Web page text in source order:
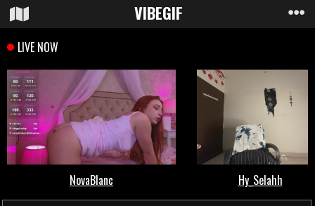
VIBEGIF